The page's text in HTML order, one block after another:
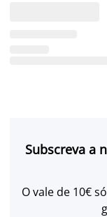
Subscreva a
O vale de 10€